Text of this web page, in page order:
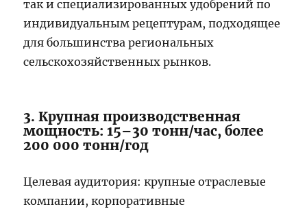
так и специализированных удобрений по
индивидуальным рецептурам, подходящее
для большинства региональных
сельскохозяйственных рынков.
3. Крупная производственная
мощность: 15–30 тонн/час, более
200 000 тонн/год
Целевая аудитория: крупные отраслевые
компании, корпоративные